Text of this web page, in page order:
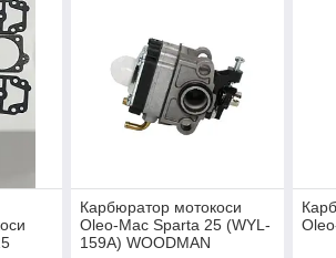
Карбюратор мотокоси
Oleo-Mac Sparta 25 (WYL-
159A) WOODMAN